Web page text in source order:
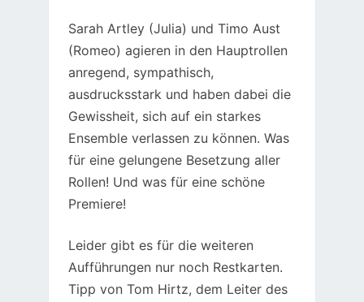
Sarah Artley (Julia) und Timo Aust
(Romeo) agieren in den Hauptrollen
anregend, sympathisch,
ausdrucksstark und haben dabei die
Gewissheit, sich auf ein starkes
Ensemble verlassen zu können. Was
für eine gelungene Besetzung aller
Rollen! Und was für eine schöne
Premiere!
Leider gibt es für die weiteren
Aufführungen nur noch Restkarten.
Tipp von Tom Hirtz, dem Leiter des